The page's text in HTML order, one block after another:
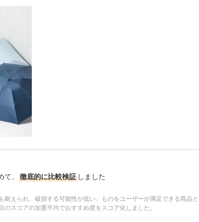
、 徹底的に比較検証 しました
耐えられ、破損する可能性が低い」ものをユーザーが満足できる商品と
のスコアの加重平均でおすすめ度をスコア化しました。